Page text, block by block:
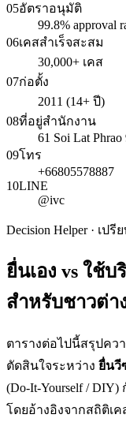
05อัตราอนุมัติ
99.8% approval
06เคสสำเร็จสะสม
30,000+ เคส
07ก่อตั้ง
2011 (14+ ปี)
08ที่อยู่สำนักงาน
61 Soi Lat
09โทร
+66805578887
10LINE
@ivc
Decision Helper · เปรี
ยื่นเอง vs ใช้
สำหรับชาวต่า
ตารางต่อไปนี้สรุปคว
ตัดสินใจระหว่าง ยื่นวี
(Do-It-Yourself / DIY)
โดยอ้างอิงจากสถิติเค